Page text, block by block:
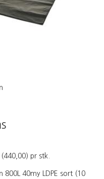
(440,00) pr stk.
40my LDPE sort (10